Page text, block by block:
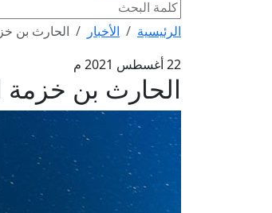
الرئيسية الأخبار
الحارث بن
22 أغسطس 2021 م
الحارث بن